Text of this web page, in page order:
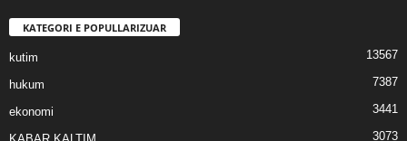
KATEGORI E POPULLARIZUAR
kutim 13567
hukum 7387
ekonomi 3441
3073